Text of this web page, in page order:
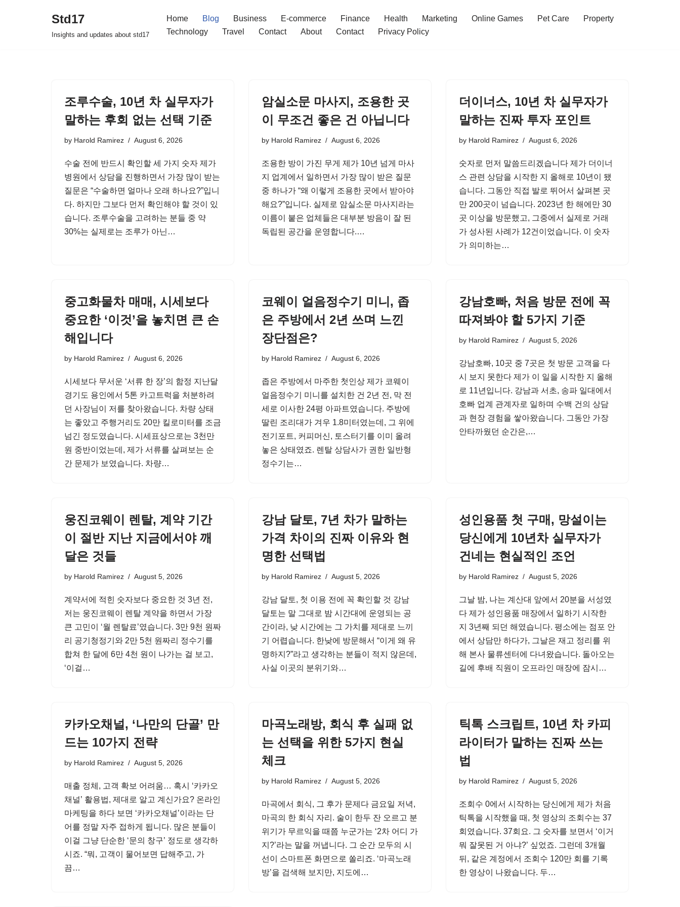
Std17
Insights and updates about std17
Home Blog Business E-commerce Finance Health Marketing Online Games Pet Care
Property
Technology
Travel Contact About Contact Privacy Policy
조루수술, 10년 차 실무자가
말하는 후회 없는 선택 기준
by Harold Ramirez August 6, 2026
수술 전에 반드시 확인할 세 가지 숫자 제가
병원에서 상담을 진행하면서 가장 많이 받는
질문은 “수술하면 얼마나 오래 하나요?”입니
다. 하지만 그보다 먼저 확인해야 할 것이 있
습니다. 조루수술을 고려하는 분들 중 약
30%는 실제로는 조루가 아닌…
암실소문 마사지, 조용한 곳
이 무조건 좋은 건 아닙니다
by Harold Ramirez August 6, 2026
조용한 방이 가진 무게 제가 10년 넘게 마사
지 업계에서 일하면서 가장 많이 받은 질문
중 하나가 “왜 이렇게 조용한 곳에서 받아야
해요?”입니다. 실제로 암실소문 마사지라는
이름이 붙은 업체들은 대부분 방음이 잘 된
독립된 공간을 운영합니다.…
더이너스, 10년 차 실무자가
말하는 진짜 투자 포인트
by Harold Ramirez August 6, 2026
숫자로 먼저 말씀드리겠습니다 제가 더이너
스 관련 상담을 시작한 지 올해로 10년이 됐
습니다. 그동안 직접 발로 뛰어서 살펴본 곳
만 200곳이 넘습니다. 2023년 한 해에만 30
곳 이상을 방문했고, 그중에서 실제로 거래
가 성사된 사례가 12건이었습니다. 이 숫자
가 의미하는…
중고화물차 매매, 시세보다
중요한 ‘이것’을 놓치면 큰 손
해입니다
by Harold Ramirez August 6, 2026
시세보다 무서운 ‘서류 한 장’의 함정 지난달
경기도 용인에서 5톤 카고트럭을 처분하려
던 사장님이 저를 찾아왔습니다. 차량 상태
는 좋았고 주행거리도 20만 킬로미터를 조금
넘긴 정도였습니다. 시세표상으로는 3천만
원 중반이었는데, 제가 서류를 살펴보는 순
간 문제가 보였습니다. 차량…
코웨이 얼음정수기 미니, 좁
은 주방에서 2년 쓰며 느낀
장단점은?
by Harold Ramirez August 6, 2026
좁은 주방에서 마주한 첫인상 제가 코웨이
얼음정수기 미니를 설치한 건 2년 전, 막 전
세로 이사한 24평 아파트였습니다. 주방에
딸린 조리대가 겨우 1.8미터였는데, 그 위에
전기포트, 커피머신, 토스터기를 이미 올려
놓은 상태였죠. 렌탈 상담사가 권한 일반형
정수기는…
강남호빠, 처음 방문 전에 꼭
따져봐야 할 5가지 기준
by Harold Ramirez August 5, 2026
강남호빠, 10곳 중 7곳은 첫 방문 고객을 다
시 보지 못한다 제가 이 일을 시작한 지 올해
로 11년입니다. 강남과 서초, 송파 일대에서
호빠 업계 관계자로 일하며 수백 건의 상담
과 현장 경험을 쌓아왔습니다. 그동안 가장
안타까웠던 순간은,…
웅진코웨이 렌탈, 계약 기간
이 절반 지난 지금에서야 깨
달은 것들
by Harold Ramirez August 5, 2026
계약서에 적힌 숫자보다 중요한 것 3년 전,
저는 웅진코웨이 렌탈 계약을 하면서 가장
큰 고민이 ‘월 렌탈료’였습니다. 3만 9천 원짜
리 공기청정기와 2만 5천 원짜리 정수기를
합쳐 한 달에 6만 4천 원이 나가는 걸 보고,
‘이걸…
강남 달토, 7년 차가 말하는
가격 차이의 진짜 이유와 현
명한 선택법
by Harold Ramirez August 5, 2026
강남 달토, 첫 이용 전에 꼭 확인할 것 강남
달토는 말 그대로 밤 시간대에 운영되는 공
간이라, 낮 시간에는 그 가치를 제대로 느끼
기 어렵습니다. 한낮에 방문해서 “이게 왜 유
명하지?”라고 생각하는 분들이 적지 않은데,
사실 이곳의 분위기와…
성인용품 첫 구매, 망설이는
당신에게 10년차 실무자가
건네는 현실적인 조언
by Harold Ramirez August 5, 2026
그날 밤, 나는 계산대 앞에서 20분을 서성였
다 제가 성인용품 매장에서 일하기 시작한
지 3년째 되던 해였습니다. 평소에는 점포 안
에서 상담만 하다가, 그날은 재고 정리를 위
해 본사 물류센터에 다녀왔습니다. 돌아오는
길에 후배 직원이 오프라인 매장에 잠시…
카카오채널, ‘나만의 단골’ 만
드는 10가지 전략
by Harold Ramirez August 5, 2026
매출 정체, 고객 확보 어려움… 혹시 ‘카카오
채널’ 활용법, 제대로 알고 계신가요? 온라인
마케팅을 하다 보면 ‘카카오채널’이라는 단
어를 정말 자주 접하게 됩니다. 많은 분들이
이걸 그냥 단순한 ‘문의 창구’ 정도로 생각하
시죠. “뭐, 고객이 물어보면 답해주고, 가
끔…
마곡노래방, 회식 후 실패 없
는 선택을 위한 5가지 현실
체크
by Harold Ramirez August 5, 2026
마곡에서 회식, 그 후가 문제다 금요일 저녁,
마곡의 한 회식 자리. 술이 한두 잔 오르고 분
위기가 무르익을 때쯤 누군가는 ‘2차 어디 가
지?’라는 말을 꺼냅니다. 그 순간 모두의 시
선이 스마트폰 화면으로 쏠리죠. ‘마곡노래
방’을 검색해 보지만, 지도에…
틱톡 스크립트, 10년 차 카피
라이터가 말하는 진짜 쓰는
법
by Harold Ramirez August 5, 2026
조회수 0에서 시작하는 당신에게 제가 처음
틱톡을 시작했을 때, 첫 영상의 조회수는 37
회였습니다. 37회요. 그 숫자를 보면서 ‘이거
뭐 잘못된 거 아냐?’ 싶었죠. 그런데 3개월
뒤, 같은 계정에서 조회수 120만 회를 기록
한 영상이 나왔습니다. 두…